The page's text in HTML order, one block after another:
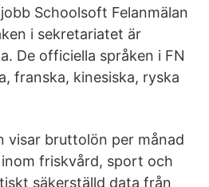
Schoolsoft Felanmälan
i sekretariatet är
De officiella språken i FN
franska, kinesiska, ryska
visar bruttolön per månad
friskvård, sport och
säkerställd data från